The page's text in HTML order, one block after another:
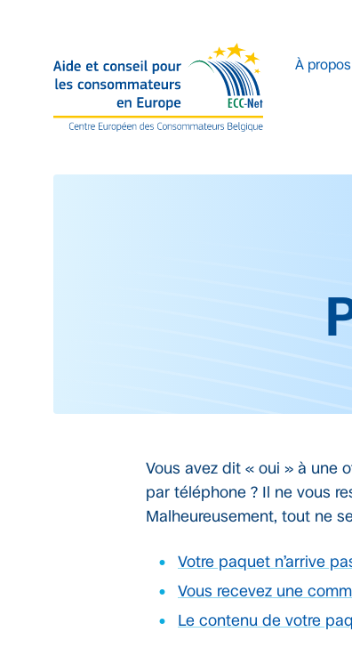
À
Vous avez dit « oui » à une
par téléphone ? Il ne vous
Malheureusement, tout ne
Votre paquet n’arrive
Vous recevez une
Le contenu de votre